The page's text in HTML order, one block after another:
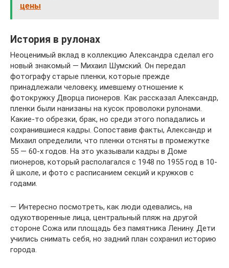
цены
История в рулонах
Неоценимый вклад в коллекцию Александра сделал его
новый знакомый — Михаил Шумский. Он передал
фотографу старые пленки, которые прежде
принадлежали человеку, имевшему отношение к
фотокружку Дворца пионеров. Как рассказал Александр,
пленки были нанизаны на кусок проволоки рулонами.
Какие-то обрезки, брак, но среди этого попадались и
сохранившиеся кадры. Сопо­ставив факты, Александр и
Михаил определили, что пленки отсняты в промежутке
55 — 60-х годов. На это указывали кадры в Доме
пионеров, который располагался с 1948 по 1955 год в 10-
й школе, и фото с расписанием секций и кружков с
годами.
— Интересно посмотреть, как люди одевались, на
одухотворенные лица, центральный пляж на другой
стороне Сожа или площадь без памятника Ленину. Дети
учились снимать себя, но задний план сохранил историю
города.